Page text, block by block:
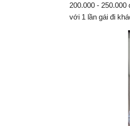
200.000 -
với 1 lần gái đi